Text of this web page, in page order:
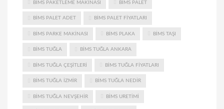
BIMS PAKETLEME MAKINASI BIMS PALET
BIMS PALET ADET BIMS PALET FIYATLARI
BIMS PARKE MAKINASI BIMS PLAKA BIMS TAŞI
BIMS TUĞLA BIMS TUĞLA ANKARA
BIMS TUĞLA ÇEŞITLERI BIMS TUĞLA FIYATLARI
BIMS TUĞLA IZMIR BIMS TUĞLA NEDIR
BIMS TUĞLA NEVŞEHIR BIMS URETIMI